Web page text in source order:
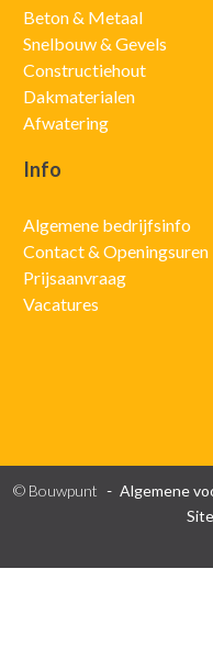
Beton & Metaal
Snelbouw & Gevels
Constructiehout
Dakmaterialen
Afwatering
Info
Algemene bedrijfsinfo
Contact & Openingsuren
Prijsaanvraag
Vacatures
© Bouwpunt Algemene